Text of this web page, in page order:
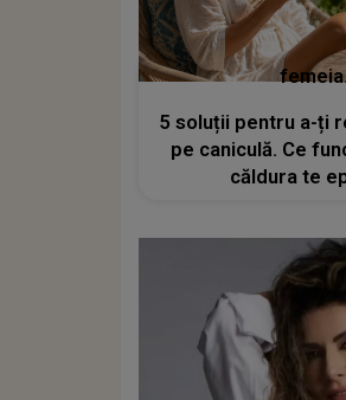
5 soluții pentru a-ți
pe caniculă. Ce
căldura te